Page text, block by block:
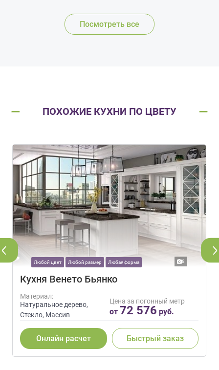
Посмотреть все
ПОХОЖИЕ КУХНИ ПО ЦВЕТУ
Любой цвет Любой размер Любая форма 8
Кухня Венето Бьянко
Материал:
Натуральное дерево,
Стекло, Массив
Цена за погонный метр
от 72 576 руб.
Онлайн расчет Быстрый заказ